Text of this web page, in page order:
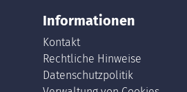
Informationen
Kontakt
Rechtliche Hinweise
Datenschutzpolitik